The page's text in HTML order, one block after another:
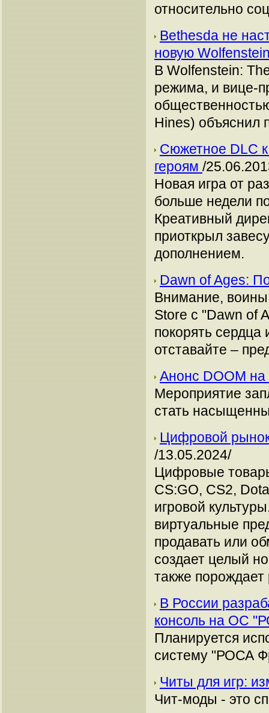
относительно
Bethesda не
новую
В Wolfenstein:
режима, и вице-
Hines) объяснил
Сюжетное DLC
героям /
Новая игра от
больше недели
Креативный
приоткрыл
дополнением.
Dawn of Ages:
Внимание,
Store с "Dawn of
покорять сердца
отставайте –
Анонс DOOM
Мероприятие
стать
Цифровой
/13.05.2024/
Цифровые
CS:GO, CS2,
игровой
виртуальные
продавать или
создает целый
также
В России
консоль на ОС
Планируется
систему "РОСА
Читы для игр:
Чит-моды - это